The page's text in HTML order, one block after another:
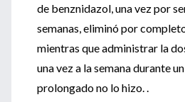
de benznidazol, una vez por
semanas, eliminó por
mientras que administrar la
una vez a la semana durante
prolongado no lo hizo. .